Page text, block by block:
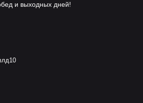
и выходных дней!